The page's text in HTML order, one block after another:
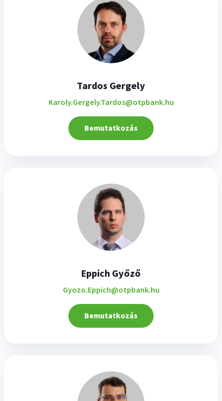
Tardos Gergely
Karoly.Gergely.Tardos@otpbank.hu
Bemutatkozás
Eppich Győző
Gyozo.Eppich@otpbank.hu
Bemutatkozás